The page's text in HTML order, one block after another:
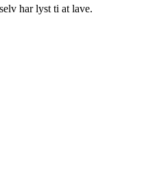
har lyst ti at lave.